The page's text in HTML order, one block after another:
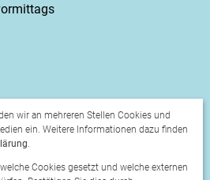
wir an mehreren Stellen Cookies und
ein. Weitere Informationen dazu finden
.
Cookies gesetzt und welche externen